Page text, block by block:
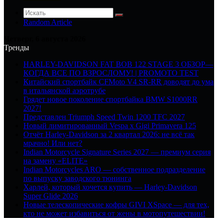
Random Article
Тренды
HARLEY-DAVIDSON FAT BOB 122 STAGE 3 ОБЗОР—
КОГДА ВСЕ ПО ВЗРОСЛОМУ! | PROMOTO TEST
Китайский спортбайк CFMoto V4 SR-RR доводят до ума
в итальянской аэротрубе
Грядет новое поколение спортбайка BMW S1000RR
2027!
Представлен Triumph Speed Twin 1200 TFC 2027
Новый лимитированный Vespa x Gigi Primavera 125
Отчёт Harley-Davidson за 2 квартал 2026: не всё так
мрачно! Или нет?
Indian Motorcycle Signature Series 2027 — премиум серия
на замену «ELITE»
Indian Motorcycles ARO — собственное подразделение
по выпуску заводского тюнинга
Харлей, который хочется купить — Harley-Davidson
Super Glide 2026
Новые телескопические кофры GIVI XSpace — для тех,
кто не может избавиться от жены в мотопутешествии!